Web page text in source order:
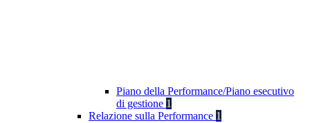
Piano della Performance/Piano esecutivo
di gestione 1
Relazione sulla Performance 1